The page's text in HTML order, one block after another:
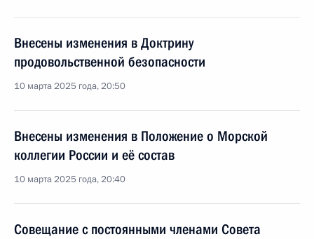
Внесены изменения в Доктрину
продовольственной безопасности
10 марта 2025 года, 20:50
Внесены изменения в Положение о Морской
коллегии России и её состав
10 марта 2025 года, 20:40
Совещание с постоянными членами Совета